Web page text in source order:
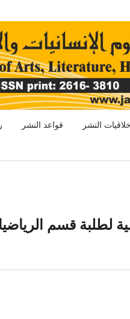
النشر قواعد النشر
لطلبة قسم